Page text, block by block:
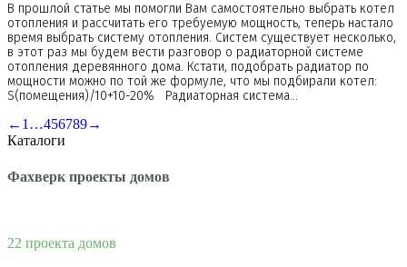
В прошлой статье мы помогли Вам самостоятельно выбрать котел
отопления и рассчитать его требуемую мощность, теперь настало
время выбрать систему отопления. Систем существует несколько,
в этот раз мы будем вести разговор о радиаторной системе
отопления деревянного дома. Кстати, подобрать радиатор по
мощности можно по той же формуле, что мы подбирали котел:
S(помещения)/10+10-20% Радиаторная система…
← 1 …456789→
Каталоги
Фахверк проекты домов
22 проекта домов